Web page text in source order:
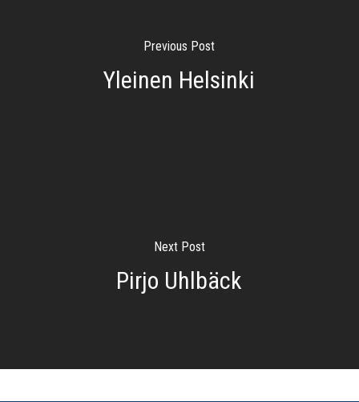
Previous Post
Yleinen Helsinki
Next Post
Pirjo Uhlbäck